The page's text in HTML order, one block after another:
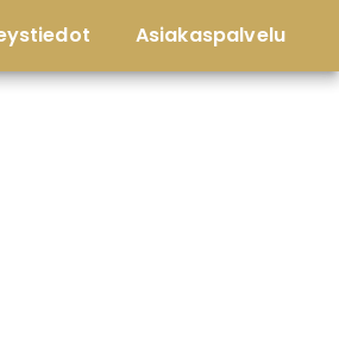
Asiakaspalvelu